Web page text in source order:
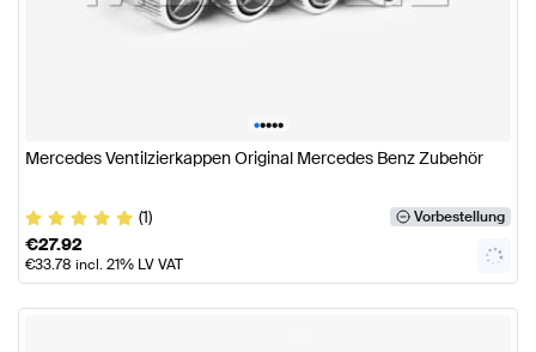
•••••
Mercedes Ventilzierkappen Original Mercedes Benz Zubehör
(1) Vorbestellung
€27.92
€33.78 incl. 21% LV VAT